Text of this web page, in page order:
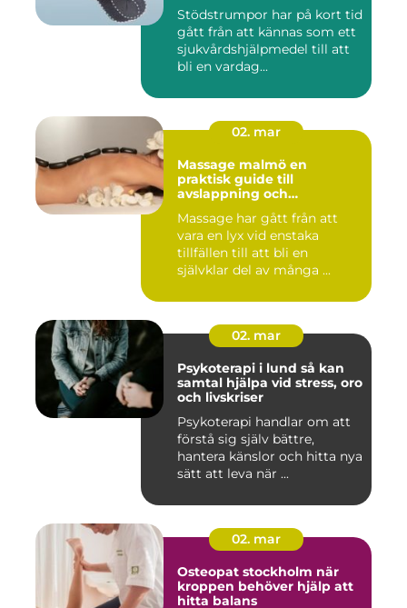
Stödstrumpor har på kort tid
gått från att kännas som ett
sjukvårdshjälpmedel till att
bli en vardag...
02. mar
Massage malmö en
praktisk guide till
avslappning och
Massage har gått från att
vara en lyx vid enstaka
tillfällen till att bli en
självklar del av många ...
02. mar
Psykoterapi i lund så kan
samtal hjälpa vid stress, oro
och livskriser
Psykoterapi handlar om att
förstå sig själv bättre,
hantera känslor och hitta nya
sätt att leva när ...
02. mar
Osteopat stockholm när
kroppen behöver hjälp att
hitta balans